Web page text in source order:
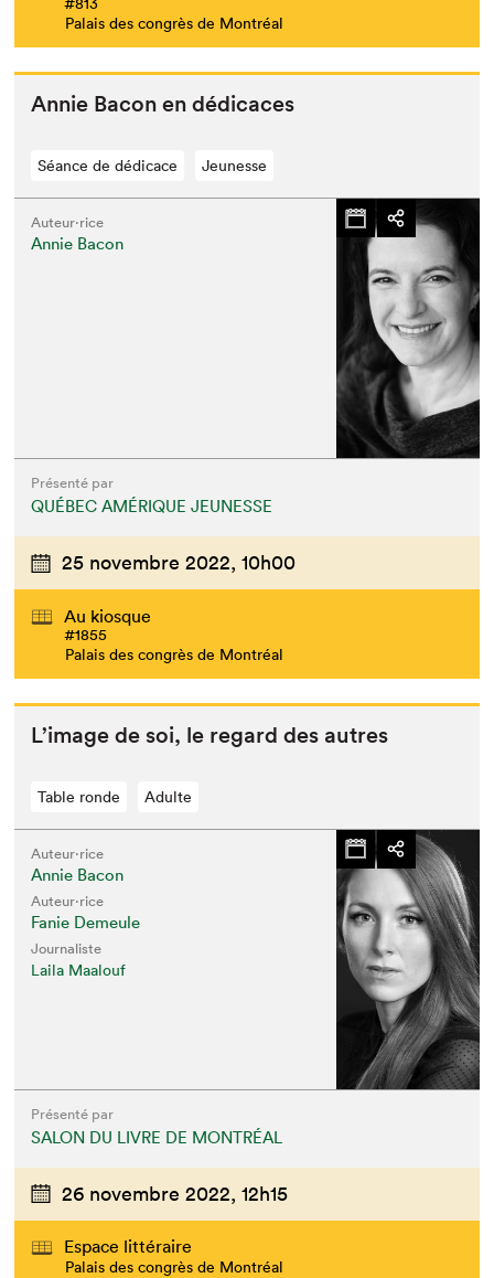
Palais des congrès de Montréal
Annie Bacon en dédicaces
Séance de dédicace Jeunesse
Auteur·rice
Annie Bacon
Présenté par
QUÉBEC AMÉRIQUE JEUNESSE
25 novembre 2022, 10h00
Au kiosque
#1855
Palais des congrès de Montréal
L’im­age de soi, le regard des autres
Table ronde Adulte
Auteur·rice
Annie Bacon
Auteur·rice
Fanie Demeule
Journaliste
Laila Maalouf
Présenté par
SALON DU LIVRE DE MONTRÉAL
26 novembre 2022, 12h15
Espace littéraire
Palais des congrès de Montréal